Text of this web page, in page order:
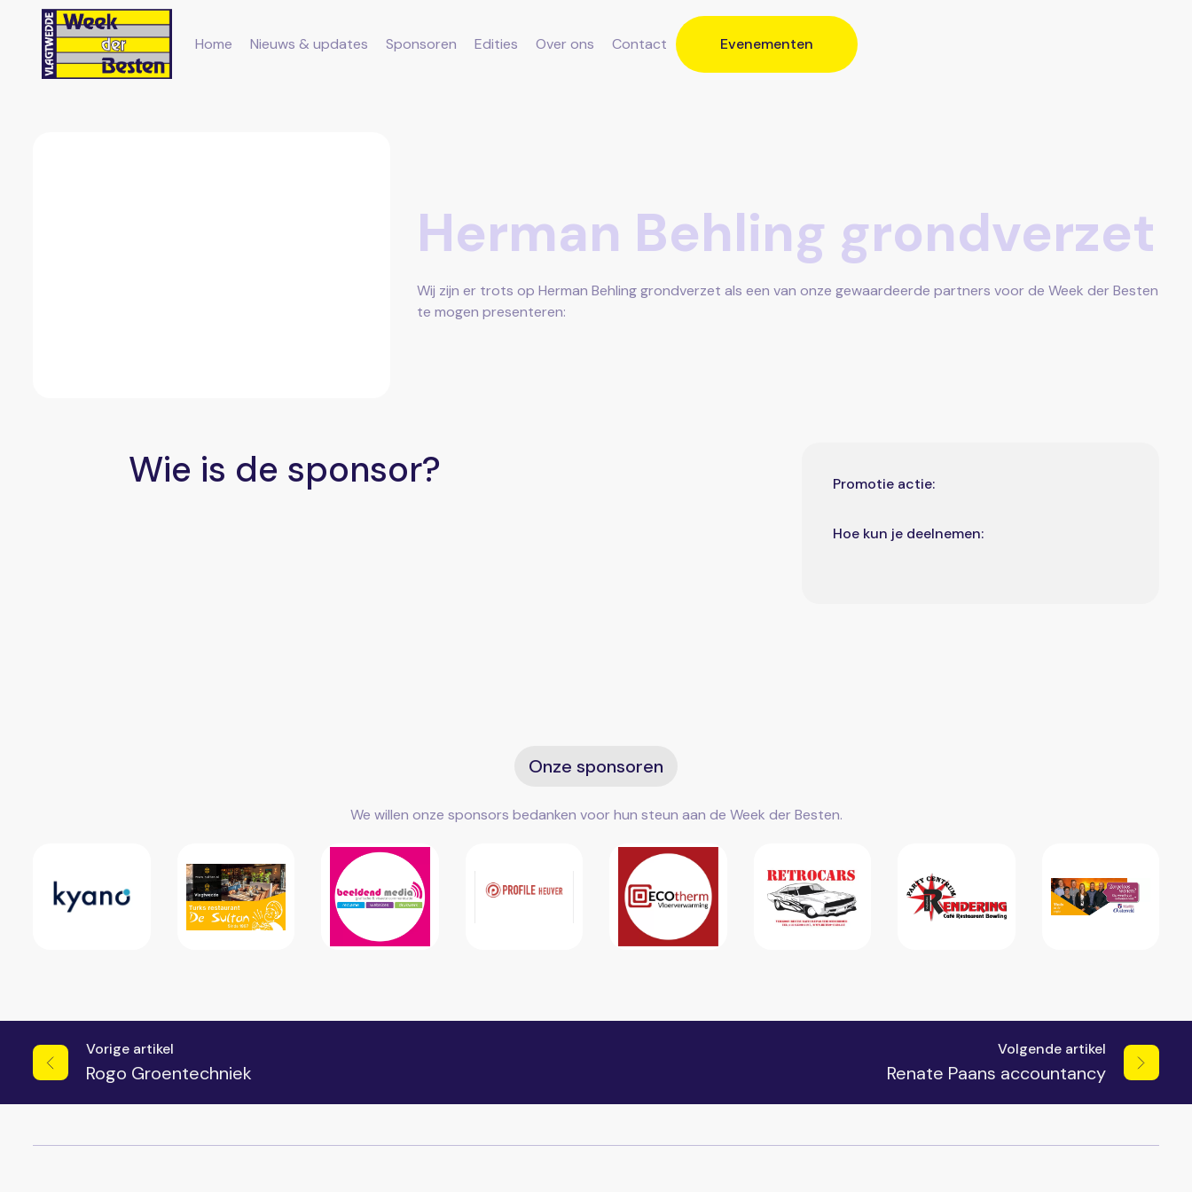
Home Nieuws & updates Sponsoren Edities Over ons Contact Evenementen
Herman Behling grondverzet
Wij zijn er trots op Herman Behling grondverzet als een van onze gewaardeerde partners voor de Week der Besten
te mogen presenteren:
Wie is de sponsor? Promotie actie:
Hoe kun je deelnemen:
Onze sponsoren
We willen onze sponsors bedanken voor hun steun aan de Week der Besten.
Vorige artikel
Rogo Groentechniek
Volgende artikel
Renate Paans accountancy